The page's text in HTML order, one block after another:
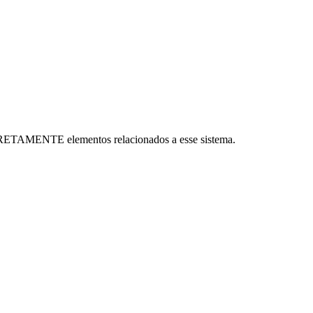
elementos relacionados a esse sistema.